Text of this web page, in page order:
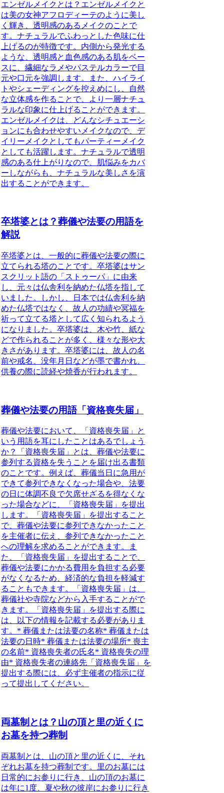
エンゼルメイクとは？エンゼルメイクと
は美の女神アフロディーテのように美し
く輝き、透明感のあるメイクのことで
す。ナチュラルでふわっとした色味に仕
上げるのが特徴です。内側から発光する
ような、透明感と血色感のある肌をベー
スに、繊細なラメやパステルカラーで目
元や口元を強調します。また、ハイライ
トやシェーディングを控えめにし、自然
な立体感を作ることで、より一層ナチュ
ラルな印象に仕上げることができます。
エンゼルメイクは、
どんなシチュエーシ
ョンにも合わせやすい メイクなので、デ
イリーメイクとしてもパーティーメイク
としても活躍します。ナチュラルで透明
感のある仕上がりなので、 肌悩みをカバ
ーしながらも、ナチュラルな美しさを演
出することができます。
卒塔婆とは？葬儀や法要の用語を
解説
卒塔婆とは、一般的に葬儀や法要の際に
立てられる塔のことです。卒塔婆はサン
スクリット語の「ストゥーパ」に由来
し、元々は仏舎利を納めた仏塔を指して
いました。しかし、日本では仏舎利を納
めた仏塔ではなく、故人の功績や冥福を
祈って立てる塔として広く知られるよう
になりました。卒塔婆は、木や竹、紙な
どで作られることが多く、様々な形や大
きさがあります。卒塔婆には、故人の名
前や戒名、没年月日などが墨で書かれ、
供養の際に読経や焼香が行われます。
葬儀や法要の用語「資格喪失届」
葬儀や法要において、「資格喪失届」と
いう用語を耳にしたことはあるでしょう
か？
「資格喪失届」とは、葬儀や法要に
参列する資格を失うことを届け出る書類
のことです。例えば、葬儀当日に急用が
できて参列できなくなった場合や、法要
の日に体調不良で欠席せざるを得なくな
った場合などに、「資格喪失届」を提出
します。「資格喪失届」を提出すること
で、葬儀や法要に参列できなかったこと
を主催者に伝え、参列できなかったこと
への理解を求めることができます。ま
た、「資格喪失届」を提出することで、
葬儀や法要にかかる費用を負担する必要
がなくなるため、経済的な負担を軽減す
ることもできます。「資格喪失届」は、
葬儀社や寺院などから入手することがで
きます。「資格喪失届」を提出する際に
は、以下の情報を記載する必要がありま
す。* 葬儀または法要の名称* 葬儀または
法要の日時* 葬儀または法要の場所* 喪主
の名前* 資格喪失者の氏名* 資格喪失の理
由* 資格喪失者の連絡先「資格喪失届」を
提出する際には、必ず主催者の指示に従
って提出してください。
両墓制とは？山の頂と里の近くに
お墓を持つ葬制
両墓制とは、山の頂と里の近くに、それ
ぞれお墓を持つ葬制 です。里のお墓には
日常的にお参りに行き、山の頂のお墓に
は年に1度、夏や秋の彼岸にお参りに行き